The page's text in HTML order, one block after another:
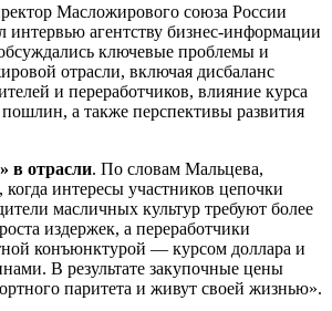
Масложирового союза России
агентству бизнес-информации
ключевые проблемы и
отрасли, включая дисбаланс
и переработчиков, влияние курса
а также перспективы развития
в отрасли. По словам Мальцева,
когда интересы участников цепочки
масличных культур требуют более
издержек, а переработчики
конъюнктурой — курсом доллара и
В результате закупочные цены
паритета и живут своей жизнью».